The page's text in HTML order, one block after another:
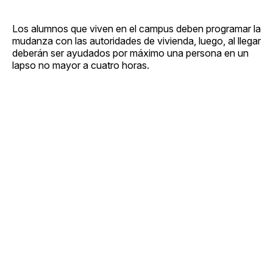
Los alumnos que viven en el campus deben programar la
mudanza con las autoridades de vivienda, luego, al llegar
deberán ser ayudados por máximo una persona en un
lapso no mayor a cuatro horas.